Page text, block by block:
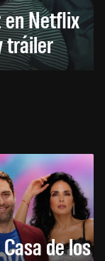
en Netflix
tráiler
de los